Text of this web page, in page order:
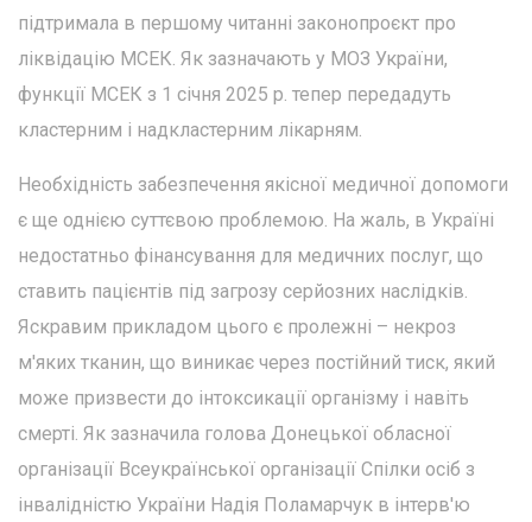
підтримала в першому читанні законопроєкт про
ліквідацію МСЕК. Як зазначають у МОЗ України,
функції МСЕК з 1 січня 2025 р. тепер передадуть
кластерним і надкластерним лікарням.
Необхідність забезпечення якісної медичної допомоги
є ще однією суттєвою проблемою. На жаль, в Україні
недостатньо фінансування для медичних послуг, що
ставить пацієнтів під загрозу серйозних наслідків.
Яскравим прикладом цього є пролежні – некроз
м'яких тканин, що виникає через постійний тиск, який
може призвести до інтоксикації організму і навіть
смерті. Як зазначила голова Донецької обласної
організації Всеукраїнської організації Спілки осіб з
інвалідністю України Надія Поламарчук в інтерв'ю